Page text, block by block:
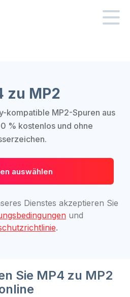
zu MP2
kompatible MP2-Spuren aus
% kostenlos und ohne
auswählen
Dienstes akzeptieren Sie
und
.
Sie MP4 zu MP2